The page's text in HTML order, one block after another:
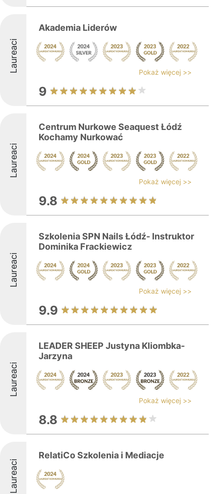
Laureaci
Akademia Liderów
Pokaż więcej >>
9
Laureaci
Centrum Nurkowe Seaquest Łódź
Kochamy Nurkować
Pokaż więcej >>
9.8
Laureaci
Szkolenia SPN Nails Łódź- Instruktor
Dominika Frackiewicz
Pokaż więcej >>
9.9
Laureaci
LEADER SHEEP Justyna Kliombka-
Jarzyna
Pokaż więcej >>
8.8
Laureaci
RelatiCo Szkolenia i Mediacje